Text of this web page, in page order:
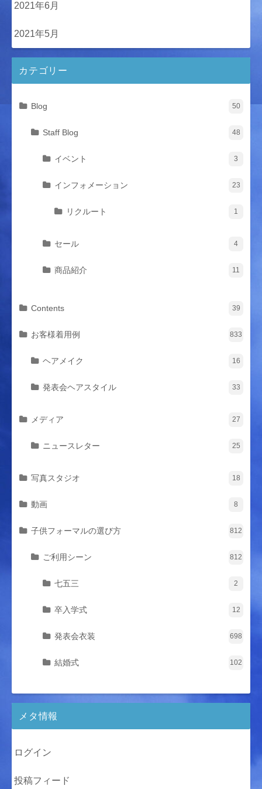
2021年6月
2021年5月
カテゴリー
Blog 50
Staff Blog 48
イベント 3
インフォメーション 23
リクルート 1
セール 4
商品紹介 11
Contents 39
お客様着用例 833
ヘアメイク 16
発表会ヘアスタイル 33
メディア 27
ニュースレター 25
写真スタジオ 18
動画 8
子供フォーマルの選び方 812
ご利用シーン 812
七五三 2
卒入学式 12
発表会衣装 698
結婚式 102
メタ情報
ログイン
投稿フィード